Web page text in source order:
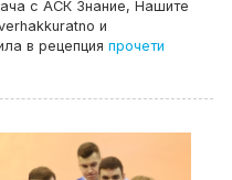
с АСК Знание, Нашите
и
в рецепция прочети